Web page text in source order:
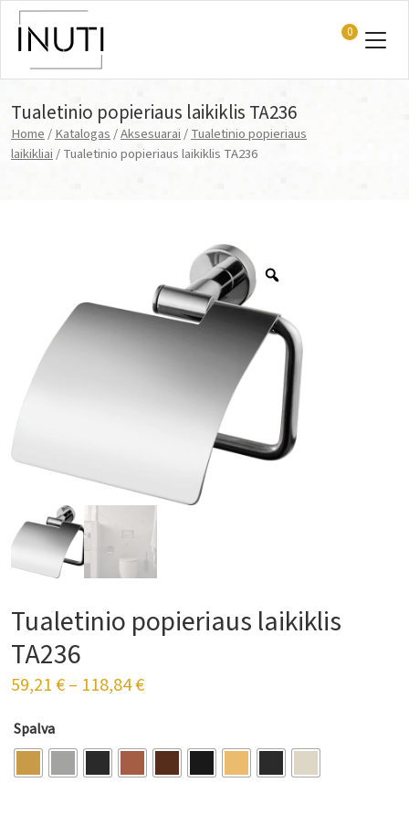
Main Navigation
0
Tualetinio popieriaus laikiklis TA236
Home/Katalogas/Aksesuarai/Tualetinio popieriaus
laikikliai/ Tualetinio popieriaus laikiklis TA236
Tualetinio popieriaus laikiklis
TA236
59,21€– 118,84€
Spalva